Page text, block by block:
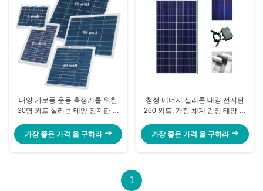
태양 가로등 운동 측정기를 위한
30명 와트 실리콘 태양 전지판 고
가장 좋은 가격 을 구하라
청정 에너지 실리콘 태양 전지판
260 와트, 가정 체계 검정 태양 전
가장 좋은 가격 을 구하라
1